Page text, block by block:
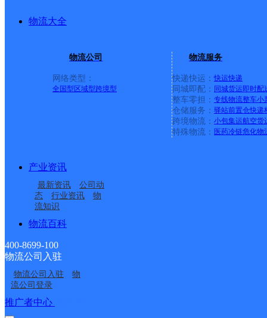
物流大全
物流公司
网络类型：
全国型 区域型跨境型
物流服务
快递快运： 快运快递
同城即配： 同城货运即时配
整车零担： 专线物流整车小
仓储服务： 驿站前置仓快递
跨境物流： 小包集运航空货
特殊物流： 医药冷链危化物
产业资讯
最新资讯
公司动
态
行业资讯
物
流知识
物流百科
400-8699-100
物流公司入驻
物流公司入驻
物
流公司登录
推广者中心
UH仙居
台州仙居县景凤路营业
部
浙江仙居公司
双庙邮政所
下各邮政支局
田市邮政所
接口API